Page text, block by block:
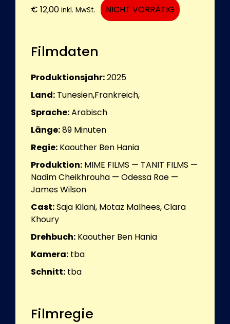
€ 12,00 inkl. MwSt. NICHT VORRÄTIG
Filmdaten
Produktionsjahr:2025
Land: Tunesien,Frankreich,
Sprache:Arabisch
Länge:89 Minuten
Regie: Kaouther Ben Hania
Produktion: MIME FILMS — TANIT FILMS —
Nadim Cheikhrouha — Odessa Rae —
James Wilson
Cast:Saja Kilani, Motaz Malhees, Clara
Khoury
Drehbuch: Kaouther Ben Hania
Kamera: tba
Schnitt: tba
Filmregie